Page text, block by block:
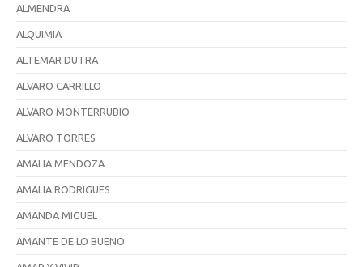
ALMENDRA
ALQUIMIA
ALTEMAR DUTRA
ALVARO CARRILLO
ALVARO MONTERRUBIO
ALVARO TORRES
AMALIA MENDOZA
AMALIA RODRIGUES
AMANDA MIGUEL
AMANTE DE LO BUENO